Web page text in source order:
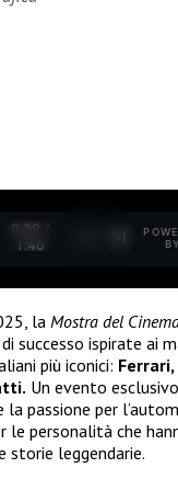
0:30 /
1:40
BY
la Mostra del
successo ispirate ai
più iconici:
Un evento
la passione per
le personalità che
storie leggendarie.